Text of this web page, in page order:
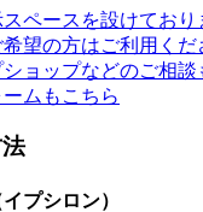
ペースを設けており
望の方はご利用くだ
ョップなどのご相談
ムもこちら
プシロン）